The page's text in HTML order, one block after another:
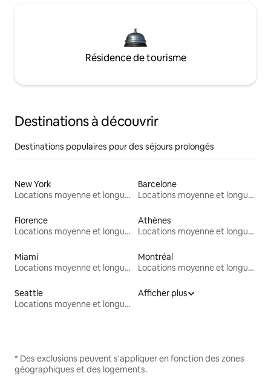
Résidence de tourisme
Destinations à découvrir
Destinations populaires pour des séjours prolongés
New York
Locations moyenne et longue durée
Barcelone
Locations moyenne et longue durée
Florence
Locations moyenne et longue durée
Athènes
Locations moyenne et longue durée
Miami
Locations moyenne et longue durée
Montréal
Locations moyenne et longue durée
Seattle
Locations moyenne et longue durée
Afficher plus
* Des exclusions peuvent s'appliquer en fonction des zones
géographiques et des logements.